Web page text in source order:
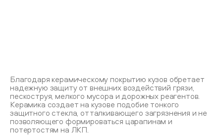
Благодаря керамическому покрытию кузов обретает
надежную защиту от внешних воздействий грязи,
пескоструя, мелкого мусора и дорожных реагентов.
Керамика создает на кузове подобие тонкого
защитного стекла, отталкивающего загрязнения и не
позволяющего формироваться царапинам и
потертостям на ЛКП.